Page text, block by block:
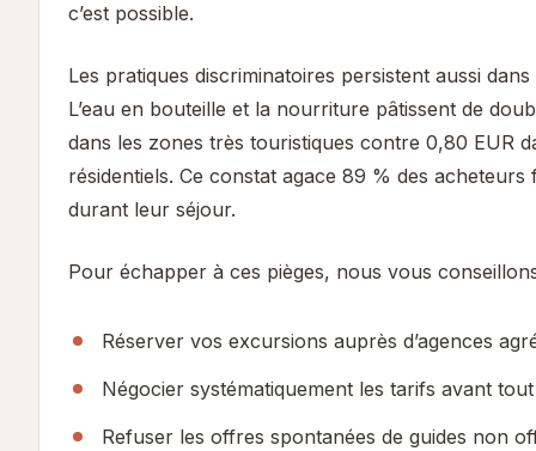
c’est possible.
Les pratiques discriminatoires persistent aussi
L’eau en bouteille et la nourriture pâtissent de
dans les zones très touristiques contre 0,80 EUR
résidentiels. Ce constat agace 89 % des
durant leur séjour.
Pour échapper à ces pièges, nous vous
Réserver vos excursions auprès d’agences
Négocier systématiquement les tarifs avant
Refuser les offres spontanées de guides non